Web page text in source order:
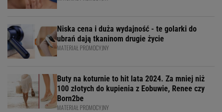
Niska cena i duża wydajność - te golarki do
ubrań dają tkaninom drugie życie
MATERIAŁ PROMOCYJNY
Buty na koturnie to hit lata 2024. Za mniej niż
100 złotych do kupienia z Eobuwie, Renee czy
Born2be
MATERIAŁ PROMOCYJNY